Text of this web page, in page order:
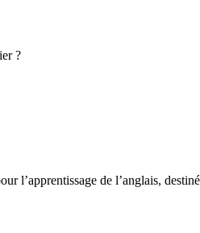
?
l’apprentissage de l’anglais,